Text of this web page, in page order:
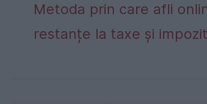
Metoda prin care afli
restanțe la taxe și